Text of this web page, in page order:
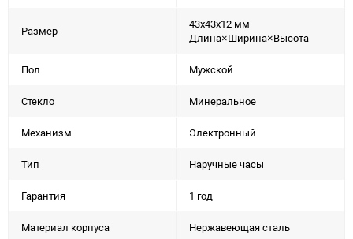
Размер
43x43x12 мм
Длина×Ширина×Высота
Пол Мужской
Стекло Минеральное
Механизм Электронный
Тип Наручные часы
Гарантия 1 год
Материал корпуса Нержавеющая сталь